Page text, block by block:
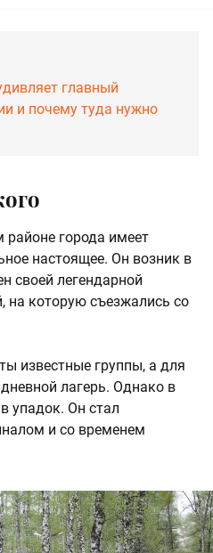
главный
и почему туда нужно
города имеет
настоящее. Он возник в
своей легендарной
на которую съезжались со
известные группы, а для
лагерь. Однако в
упадок. Он стал
и со временем